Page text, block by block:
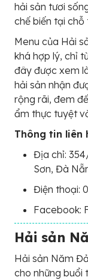
hải sản tươi
chế biến tại chỗ
Menu của Hải
khá hợp lý, chỉ
đây được xem
hải sản nhận
rộng rãi, đem
ẩm thực tuyệt
Thông tin liên
Địa chỉ:
Sơn, Đà
Điện thoại:
Facebook:
Hải sản
Hải sản Năm
cho những buổi